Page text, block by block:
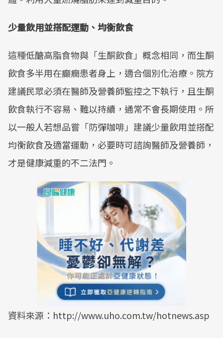
少量飲用並搭配運動、均衡飲食
這種低醣高脂食物與「生酮飲食」概念相同，而生酮
飲食多半用在癲癇患者身上，適合個別化治療。院方
建議民眾必須在醫師及營養師監控之下執行，且生酮
飲食執行不容易、難以持續，通常不會長期使用。所
以一般人若想品嘗「防彈咖啡」建議少量飲用並搭配
均衡飲食及適當運動，必要時可諮詢醫師及營養師，
才是健康減重的不二法門。
資料來源：http://www.uho.com.tw/hotnews.asp